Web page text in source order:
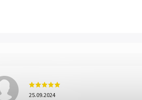
25.09.2024